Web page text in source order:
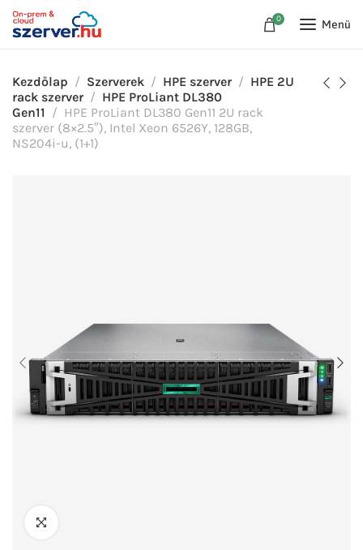
0 Menü
Kezdőlap Szerverek HPE szerver
HPE 2U
rack szerver
HPE ProLiant DL380
Gen11
HPE ProLiant DL380 Gen11 2U rack
szerver (8×2.5″), Intel Xeon 6526Y, 128GB,
NS204i-u, (1+1)